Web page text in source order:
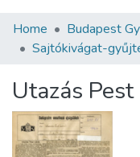
Communities &
Statistics
About us
Home Budapest
Sajtókivágat-
Utazás